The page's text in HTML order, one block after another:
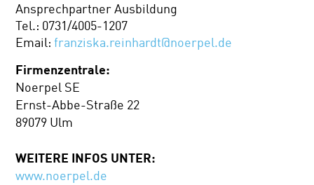
Ansprechpartner Ausbildung
Tel.: 0731/4005-1207
Email:franziska.reinhardt@noerpel.de
Firmenzentrale:
Noerpel SE
Ernst-Abbe-Straße 22
89079 Ulm
WEITERE INFOS UNTER:
www.noerpel.de